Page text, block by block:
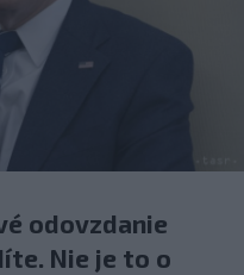
odovzdanie
Nie je to o